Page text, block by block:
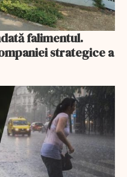
falimentul.
strategice a